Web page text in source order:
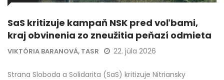
SaS kritizuje kampaň NSK pred voľbami,
kraj obvinenia zo zneužitia peňazí odmieta
VIKTÓRIA BARANOVÁ, TASR 22. júla 2026
Strana Sloboda a Solidarita (SaS) kritizuje Nitriansky